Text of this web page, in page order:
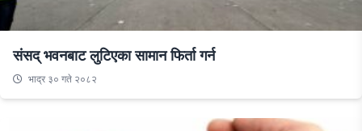
संसद् भवनबाट लुटिएका सामान फिर्ता गर्न
भाद्र ३० गते २०८२